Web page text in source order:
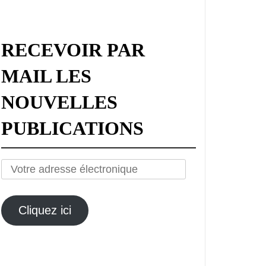
RECEVOIR PAR
MAIL LES
NOUVELLES
PUBLICATIONS
Votre
électronique
Cliquez ici